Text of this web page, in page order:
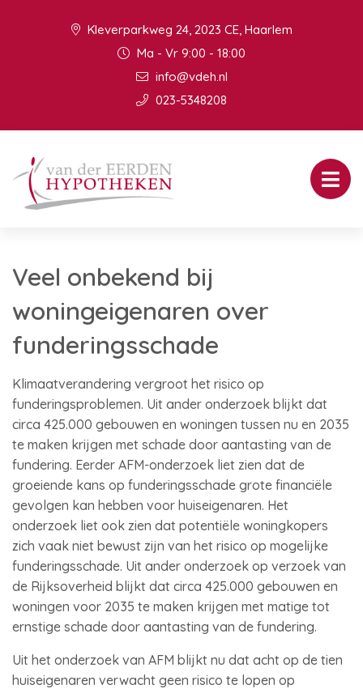
Kleverparkweg 24, 2023 CE, Haarlem
Ma - Vr 9:00 - 18:00
info@vdeh.nl
023-5348208
Veel onbekend bij
woningeigenaren over
funderingsschade
Klimaatverandering vergroot het risico op
funderingsproblemen. Uit ander onderzoek blijkt dat
circa 425.000 gebouwen en woningen tussen nu en 2035
te maken krijgen met schade door aantasting van de
fundering. Eerder AFM-onderzoek liet zien dat de
groeiende kans op funderingsschade grote financiële
gevolgen kan hebben voor huiseigenaren. Het
onderzoek liet ook zien dat potentiële woningkopers
zich vaak niet bewust zijn van het risico op mogelijke
funderingsschade. Uit ander onderzoek op verzoek van
de Rijksoverheid blijkt dat circa 425.000 gebouwen en
woningen voor 2035 te maken krijgen met matige tot
ernstige schade door aantasting van de fundering.
Uit het onderzoek van AFM blijkt nu dat acht op de tien
huiseigenaren verwacht geen risico te lopen op